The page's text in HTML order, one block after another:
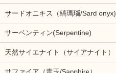
サードオニキス（縞瑪瑙/Sard onyx)
サーベンティン(Serpentine)
天然サイエナイト（サイアナイト）
サファイア（青玉/Sapphire）